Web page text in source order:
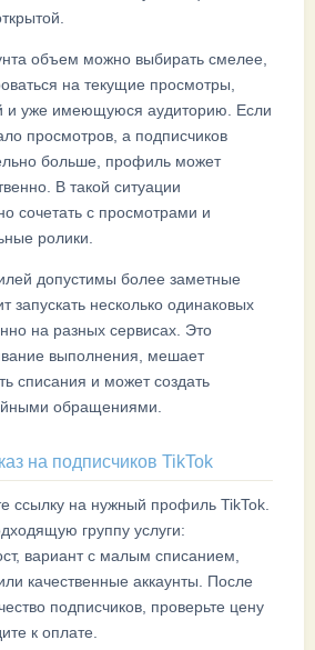
объем можно выбирать смелее,
на текущие просмотры,
и уже имеющуюся аудиторию. Если
просмотров, а подписчиков
больше, профиль может
В такой ситуации
сочетать с просмотрами и
ролики.
допустимы более заметные
запускать несколько одинаковых
на разных сервисах. Это
выполнения, мешает
списания и может создать
обращениями.
на подписчиков TikTok
ссылку на нужный профиль TikTok.
группу услуги:
вариант с малым списанием,
качественные аккаунты. После
подписчиков, проверьте цену
к оплате.